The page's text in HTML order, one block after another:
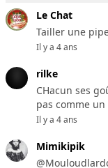
Le Chat
Tailler une
Il y a 4 ans
rilke
CHacun ses
pas comme
Il y a 4 ans
Mimikipik